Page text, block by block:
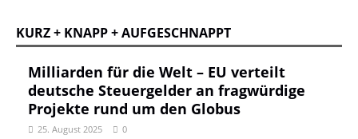
KURZ + KNAPP + AUFGESCHNAPPT
Milliarden für die Welt – EU verteilt
deutsche Steuergelder an fragwürdige
Projekte rund um den Globus
25. August 2025 0